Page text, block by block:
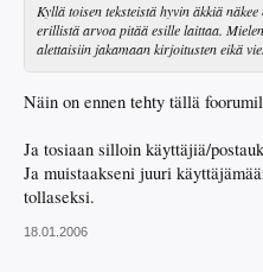
Kyllä toisen teksteistä hyvin äkkiä
erillistä arvoa pitää esille laittaa.
alettaisiin jakamaan kirjoitusten eikä
Näin on ennen tehty tällä
Ja tosiaan silloin käyttäjiä/
Ja muistaakseni juuri
tollaseksi.
18.01.2006